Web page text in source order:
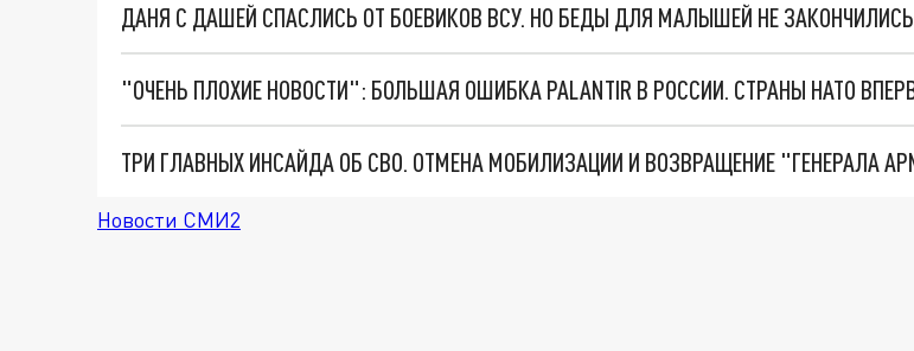
ДАНЯ С ДАШЕЙ СПАСЛИСЬ ОТ БОЕВИКОВ ВСУ. НО БЕДЫ ДЛЯ МАЛЫШЕЙ НЕ ЗАКОНЧИЛИСЬ
Новости СМИ2